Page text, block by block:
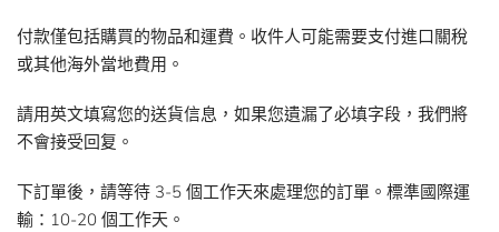
付款僅包括購買的物品和運費。收件人可能需要支付進口關稅
或其他海外當地費用。
請用英文填寫您的送貨信息，如果您遺漏了必填字段，我們將
不會接受回复。
下訂單後，請等待 3-5 個工作天來處理您的訂單。標準國際運
輸：10-20 個工作天。